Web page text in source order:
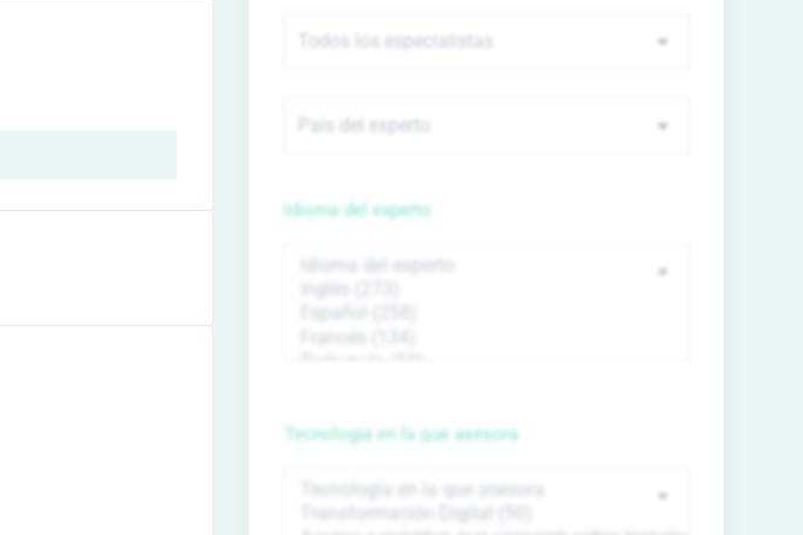
Idioma del experto
Tecnología en la que asesora